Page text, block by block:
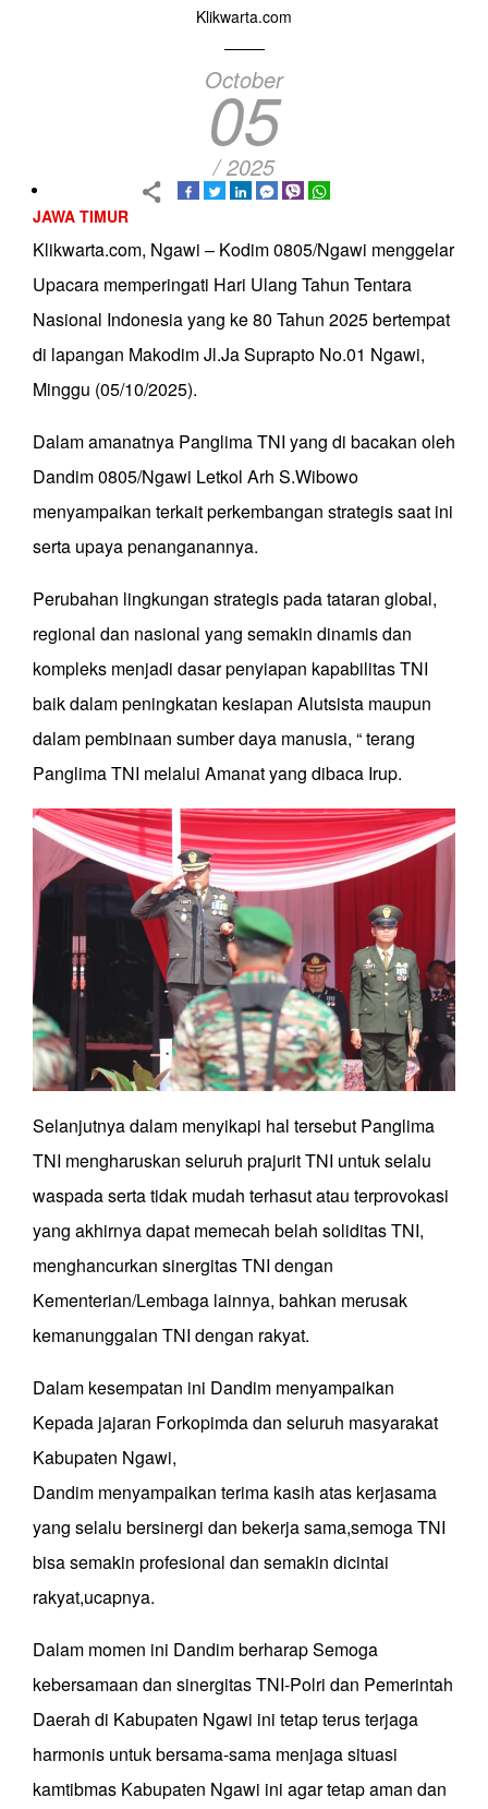
Klikwarta.com
October
05
/ 2025
JAWA TIMUR
Klikwarta.com, Ngawi – Kodim 0805/Ngawi menggelar
Upacara memperingati Hari Ulang Tahun Tentara
Nasional Indonesia yang ke 80 Tahun 2025 bertempat
di lapangan Makodim Jl.Ja Suprapto No.01 Ngawi,
Minggu (05/10/2025).
Dalam amanatnya Panglima TNI yang di bacakan oleh
Dandim 0805/Ngawi Letkol Arh S.Wibowo
menyampaikan terkait perkembangan strategis saat ini
serta upaya penanganannya.
Perubahan lingkungan strategis pada tataran global,
regional dan nasional yang semakin dinamis dan
kompleks menjadi dasar penyiapan kapabilitas TNI
baik dalam peningkatan kesiapan Alutsista maupun
dalam pembinaan sumber daya manusia, “ terang
Panglima TNI melalui Amanat yang dibaca Irup.
Selanjutnya dalam menyikapi hal tersebut Panglima
TNI mengharuskan seluruh prajurit TNI untuk selalu
waspada serta tidak mudah terhasut atau terprovokasi
yang akhirnya dapat memecah belah soliditas TNI,
menghancurkan sinergitas TNI dengan
Kementerian/Lembaga lainnya, bahkan merusak
kemanunggalan TNI dengan rakyat.
Dalam kesempatan ini Dandim menyampaikan
Kepada jajaran Forkopimda dan seluruh masyarakat
Kabupaten Ngawi,
Dandim menyampaikan terima kasih atas kerjasama
yang selalu bersinergi dan bekerja sama,semoga TNI
bisa semakin profesional dan semakin dicintai
rakyat,ucapnya.
Dalam momen ini Dandim berharap Semoga
kebersamaan dan sinergitas TNI-Polri dan Pemerintah
Daerah di Kabupaten Ngawi ini tetap terus terjaga
harmonis untuk bersama-sama menjaga situasi
kamtibmas Kabupaten Ngawi ini agar tetap aman dan